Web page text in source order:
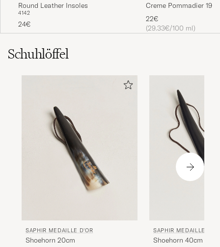
Round Leather Insoles
4142
24€
Creme Pommadier
Parisien Brown
22€
(29.33€/100 ml)
Schuhlöffel
SAPHIR MEDAILLE D'OR
Shoehorn 20cm
SAPHIR MEDAILLE
Shoehorn 40cm